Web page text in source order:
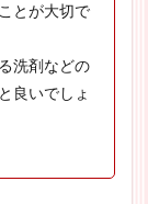
とが大切で
洗剤などの
良いでしょ